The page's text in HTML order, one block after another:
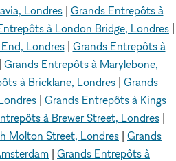
Londres| Grands Entrepôts à
à London Bridge, Londres
Londres| Grands Entrepôts à
Grands Entrepôts à Marylebone,
à Bricklane, Londres Grands
Grands Entrepôts à Kings
à Brewer Street, Londres|
Molton Street, Londres Grands
Grands Entrepôts à